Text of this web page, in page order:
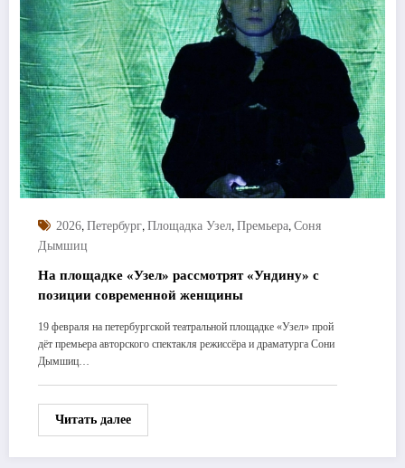
2026, Петербург, Площадка Узел, Премьера, Соня
Дымшиц
На площадке «Узел» рассмотрят «Ундину» с
позиции современной женщины
19 февраля на петербургской театральной площадке «Узел» прой
дёт премьера авторского спектакля режиссёра и драматурга Сони
Дымшиц…
Читать далее